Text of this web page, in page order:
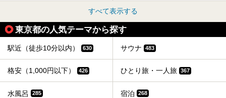
すべて表示する
東京都の人気テーマから探す
駅近（徒歩10分以内） 630 サウナ 483
格安（1,000円以下） 426 ひとり旅・一人旅 367
水風呂 285 宿泊 268